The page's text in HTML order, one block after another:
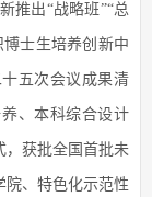
推出“战略班”“总
士生培养创新中
五次会议成果清
、本科综合设计
，获批全国首批未
院、特色化示范性